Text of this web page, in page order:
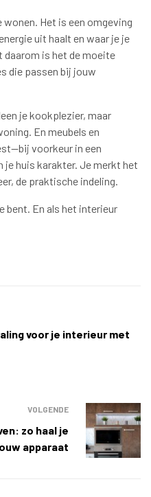
Het is een omgeving
uit haalt en waar je je
is het de moeite
die passen bij jouw
je kookplezier, maar
En meubels en
voorkeur in een
huis karakter. Je merkt het
de praktische indeling.
bent. En als het interieur
voor je interieur met
VOLGENDE
zo haal je
apparaat